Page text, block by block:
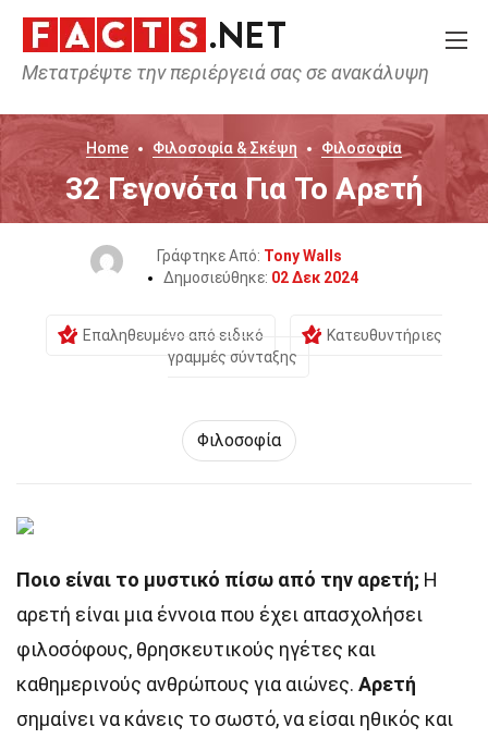
Μετατρέψτε την περιέργειά σας σε ανακάλυψη
Home Φιλοσοφία & Σκέψη Φιλοσοφία
32 Γεγονότα Για Το Αρετή
Γράφτηκε Από: Tony Walls
Δημοσιεύθηκε: 02 Δεκ 2024
Επαληθευμένο από ειδικό
Κατευθυντήριες
γραμμές σύνταξης
Φιλοσοφία
Ποιο είναι το μυστικό πίσω από την αρετή; Η
αρετή είναι μια έννοια που έχει απασχολήσει
φιλοσόφους, θρησκευτικούς ηγέτες και
καθημερινούς ανθρώπους για αιώνες. Αρετή
σημαίνει να κάνεις το σωστό, να είσαι ηθικός και